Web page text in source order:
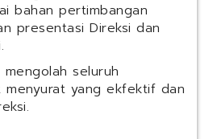
bahan pertimbangan
presentasi Direksi dan
seluruh
menyurat yang ekfektif dan